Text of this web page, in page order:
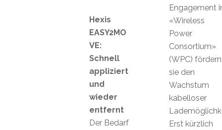
Engagement
«Wireless
Power
Consortium»
(WPC) fördern
sie den
Wachstum
kabelloser
Erst kürzlich
Hexis
EASY2MO
VE:
Schnell
appliziert
und
wieder
entfernt
Der Bedarf